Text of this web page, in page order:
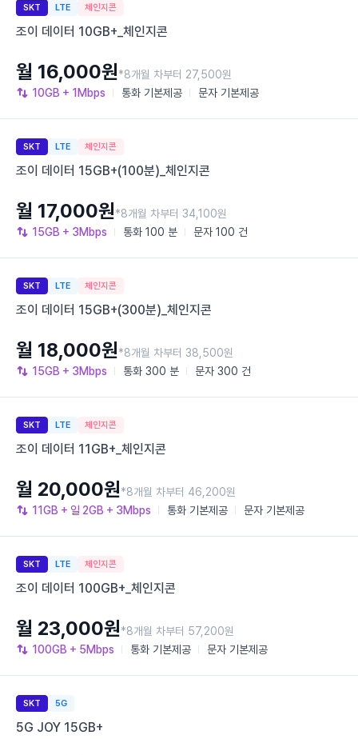
SKT LTE 체인지콘
조이 데이터 10GB+_체인지콘
10GB + 1Mbps 통화 기본제공 문자 기본제공
월 16,000원*8개월 차부터 27,500원
SKT LTE 체인지콘
조이 데이터 15GB+(100분)_체인지콘
15GB + 3Mbps 통화 100 분 문자 100 건
월 17,000원*8개월 차부터 34,100원
SKT LTE 체인지콘
조이 데이터 15GB+(300분)_체인지콘
15GB + 3Mbps 통화 300 분 문자 300 건
월 18,000원*8개월 차부터 38,500원
SKT LTE 체인지콘
조이 데이터 11GB+_체인지콘
11GB + 일 2GB + 3Mbps 통화 기본제공 문자 기본제공
월 20,000원*8개월 차부터 46,200원
SKT LTE 체인지콘
조이 데이터 100GB+_체인지콘
100GB + 5Mbps 통화 기본제공 문자 기본제공
월 23,000원*8개월 차부터 57,200원
SKT 5G
5G JOY 15GB+